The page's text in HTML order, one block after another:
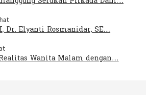
Dr. Elyanti Rosmanidar, SE…
Wanita Malam dengan…